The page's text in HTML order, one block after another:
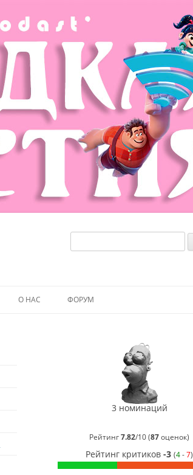
Найти:
О НАС ФОРУМ
СинеГомэр
2021
Лучшая
актриса
озвучки
в
сериале
Griphonka)
жена
СинеГомэр
2021
3 номинаций
Рейтинг7.82/10(87оценок)
Рейтинг критиков-3 (4-7)